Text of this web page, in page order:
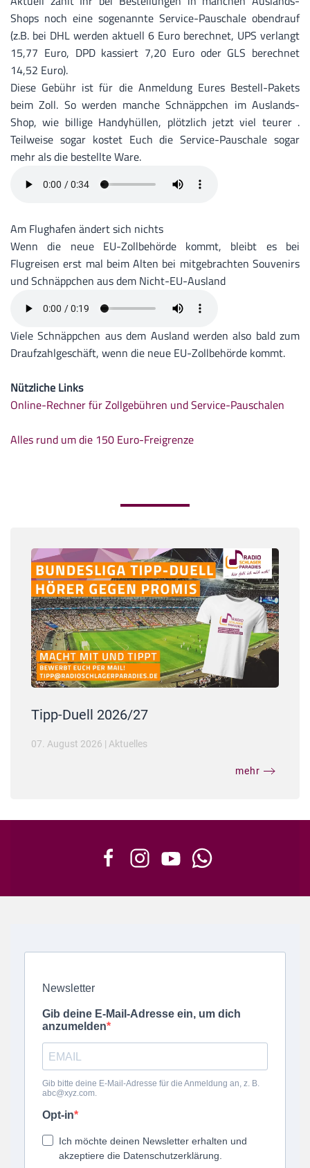
Shops noch eine sogenannte Service-Pauschale obendrauf
(z.B. bei DHL werden aktuell 6 Euro berechnet, UPS verlangt
15,77 Euro, DPD kassiert 7,20 Euro oder GLS berechnet
14,52 Euro).
Diese Gebühr ist für die Anmeldung Eures Bestell-Pakets
beim Zoll. So werden manche Schnäppchen im Auslands-
Shop, wie billige Handyhüllen, plötzlich jetzt viel teurer .
Teilweise sogar kostet Euch die Service-Pauschale sogar
mehr als die bestellte Ware.
Am Flughafen ändert sich nichts
Wenn die neue EU-Zollbehörde kommt, bleibt es bei
Flugreisen erst mal beim Alten bei mitgebrachten Souvenirs
und Schnäppchen aus dem Nicht-EU-Ausland
Viele Schnäppchen aus dem Ausland werden also bald zum
Draufzahlgeschäft, wenn die neue EU-Zollbehörde kommt.
Nützliche Links
Online-Rechner für Zollgebühren und Service-Pauschalen
Alles rund um die 150 Euro-Freigrenze
Tipp-Duell 2026/27
07. August 2026 | Aktuelles
mehr